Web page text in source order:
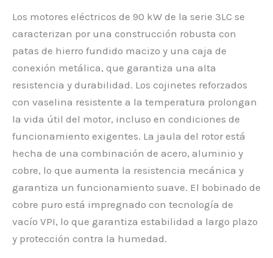
Los motores eléctricos de 90 kW de la serie 3LC se
caracterizan por una construcción robusta con
patas de hierro fundido macizo y una caja de
conexión metálica, que garantiza una alta
resistencia y durabilidad. Los cojinetes reforzados
con vaselina resistente a la temperatura prolongan
la vida útil del motor, incluso en condiciones de
funcionamiento exigentes. La jaula del rotor está
hecha de una combinación de acero, aluminio y
cobre, lo que aumenta la resistencia mecánica y
garantiza un funcionamiento suave. El bobinado de
cobre puro está impregnado con tecnología de
vacío VPI, lo que garantiza estabilidad a largo plazo
y protección contra la humedad.